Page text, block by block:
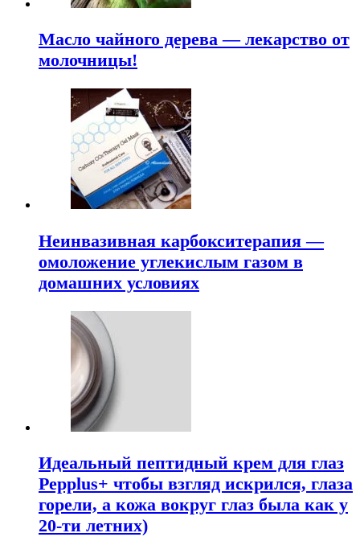
Масло чайного дерева — лекарство от
молочницы!
Неинвазивная карбокситерапия —
омоложение углекислым газом в
домашних условиях
Идеальный пептидный крем для глаз
Pepplus+ чтобы взгляд искрился, глаза
горели, а кожа вокруг глаз была как у
20-ти летних)